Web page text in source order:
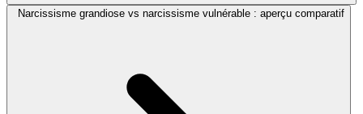
Narcissisme grandiose vs narcissisme vulnérable : aperçu comparatif